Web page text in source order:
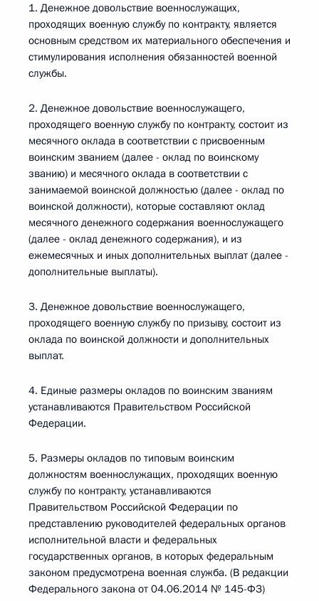
1. Денежное довольствие военнослужащих,
проходящих военную службу по контракту, является
основным средством их материального обеспечения и
стимулирования исполнения обязанностей военной
службы.
2. Денежное довольствие военнослужащего,
проходящего военную службу по контракту, состоит из
месячного оклада в соответствии с присвоенным
воинским званием (далее - оклад по воинскому
званию) и месячного оклада в соответствии с
занимаемой воинской должностью (далее - оклад по
воинской должности), которые составляют оклад
месячного денежного содержания военнослужащего
(далее - оклад денежного содержания), и из
ежемесячных и иных дополнительных выплат (далее -
дополнительные выплаты).
3. Денежное довольствие военнослужащего,
проходящего военную службу по призыву, состоит из
оклада по воинской должности и дополнительных
выплат.
4. Единые размеры окладов по воинским званиям
устанавливаются Правительством Российской
Федерации.
5. Размеры окладов по типовым воинским
должностям военнослужащих, проходящих военную
службу по контракту, устанавливаются
Правительством Российской Федерации по
представлению руководителей федеральных органов
исполнительной власти и федеральных
государственных органов, в которых федеральным
законом предусмотрена военная служба. (В редакции
Федерального закона от 04.06.2014 № 145-ФЗ)